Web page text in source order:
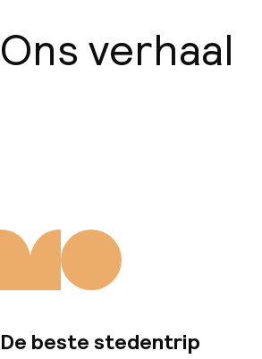
Ons verhaal
De beste stedentrip